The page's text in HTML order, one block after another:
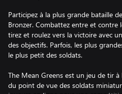
Participez à la plus grande bataille
Bronzer. Combattez entre et contre
tirez et roulez vers la victoire avec
des objectifs. Parfois, les plus
le plus petit des soldats.
The Mean Greens est un jeu de tir
du point de vue des soldats